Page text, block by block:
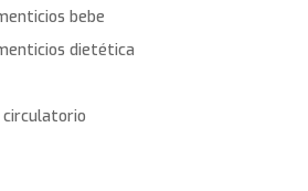
bebe
dietética